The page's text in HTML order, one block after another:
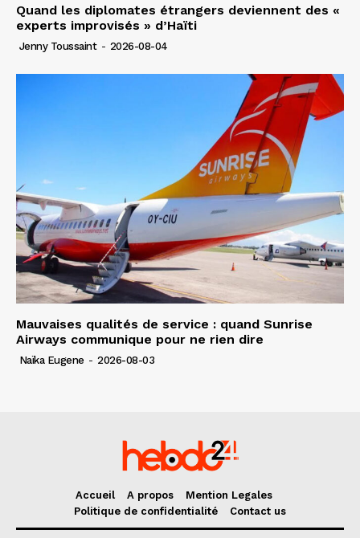
Quand les diplomates étrangers deviennent des «
experts improvisés » d’Haïti
Jenny Toussaint - 2026-08-04
Mauvaises qualités de service : quand Sunrise
Airways communique pour ne rien dire
Naïka Eugene - 2026-08-03
Accueil A propos
Mention Legales
Politique de confidentialité
Contact us